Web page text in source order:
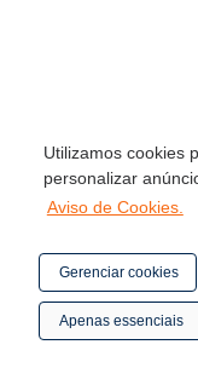
Utilizamos cookies
personalizar
Aviso de Cookies.
Apenas essenciais
Gerenciar cookies